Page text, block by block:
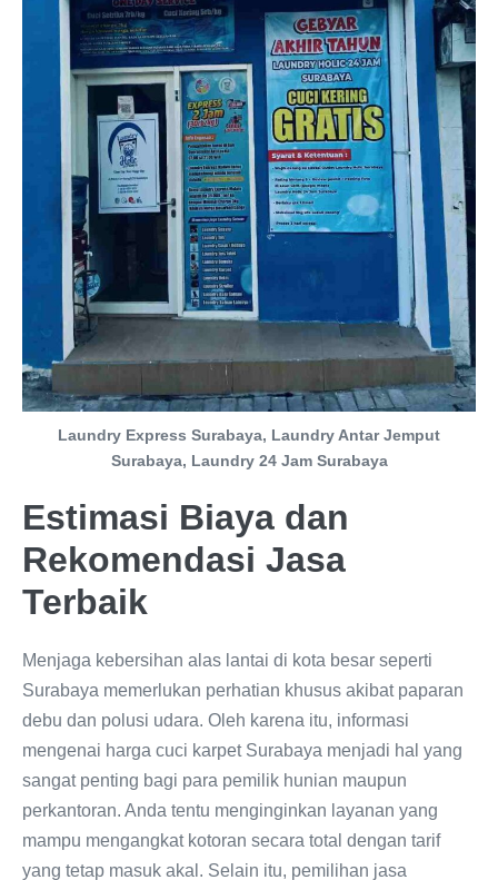
Laundry Express Surabaya, Laundry Antar Jemput
Surabaya, Laundry 24 Jam Surabaya
Estimasi Biaya dan
Rekomendasi Jasa
Terbaik
Menjaga kebersihan alas lantai di kota besar seperti
Surabaya memerlukan perhatian khusus akibat paparan
debu dan polusi udara. Oleh karena itu, informasi
mengenai harga cuci karpet Surabaya menjadi hal yang
sangat penting bagi para pemilik hunian maupun
perkantoran. Anda tentu menginginkan layanan yang
mampu mengangkat kotoran secara total dengan tarif
yang tetap masuk akal. Selain itu, pemilihan jasa